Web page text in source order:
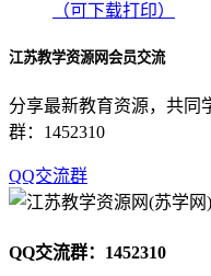
（可下载打印）
江苏教学资源网会员交流
分享最新教育资源，共同
群：1452310
QQ交流群
QQ交流群：1452310